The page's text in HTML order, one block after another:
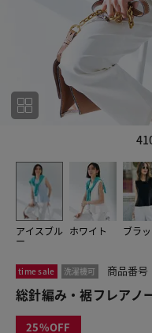
アイスブル
ー
ホワイト ブラ
time sale 洗濯機可 商品番号
総針編み・裾フレアノ
25
この商品をシェアする
総針編み・